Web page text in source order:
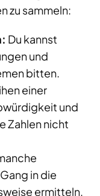
zu sammeln:
Du kannst
und
bitten.
einer
und
Zahlen nicht
in die
ermitteln,